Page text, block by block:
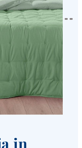
in